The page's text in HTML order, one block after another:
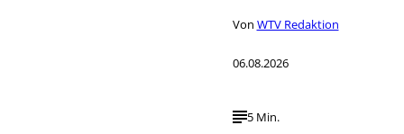
Von WTV Redaktion
06.08.2026
5 Min.